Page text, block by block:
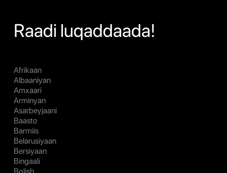
Raadi luqaddaada!
Afrikaan
Albaaniyan
Amxaari
Arminyan
Asarbeyjaani
Baasto
Barmiis
Belarusiyaan
Bersiyaan
Bingaali